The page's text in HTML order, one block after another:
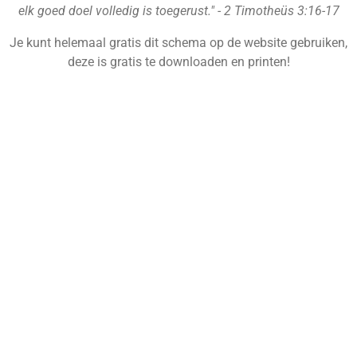
elk goed doel volledig is toegerust." - 2 Timotheüs 3:16-17
Je kunt helemaal gratis dit schema op de website gebruiken,
deze is gratis te downloaden en printen!